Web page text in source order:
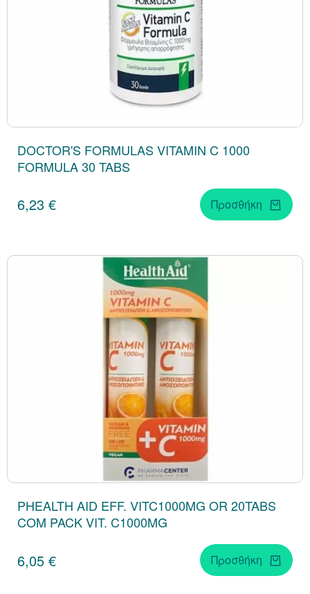
DOCTOR'S FORMULAS VITAMIN C 1000
FORMULA 30 TABS
6,23 € Προσθήκη
PHEALTH AID EFF. VITC1000MG OR 20TABS
CΟΜ PACK VIT. C1000MG
6,05 € Προσθήκη